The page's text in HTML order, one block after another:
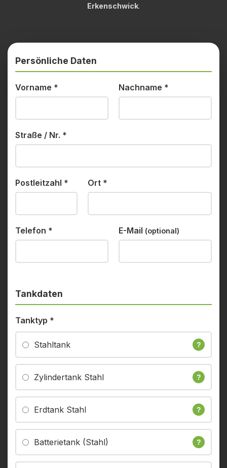
Erkenschwick.
Persönliche Daten
Vorname * Nachname *
Straße / Nr. *
Postleitzahl * Ort *
Telefon * E-Mail (optional)
Tankdaten
Tanktyp *
Stahltank ?
Zylindertank Stahl ?
Erdtank Stahl ?
Batterietank (Stahl) ?